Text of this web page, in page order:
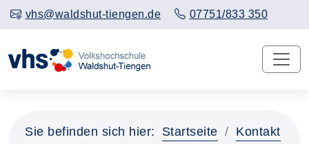
vhs@waldshut-tiengen.de 07751/833 350
Sie befinden sich hier: Startseite
Kontakt